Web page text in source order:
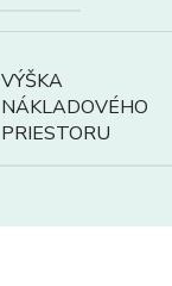
VÝŠKA
NÁKLADOVÉHO
PRIESTORU